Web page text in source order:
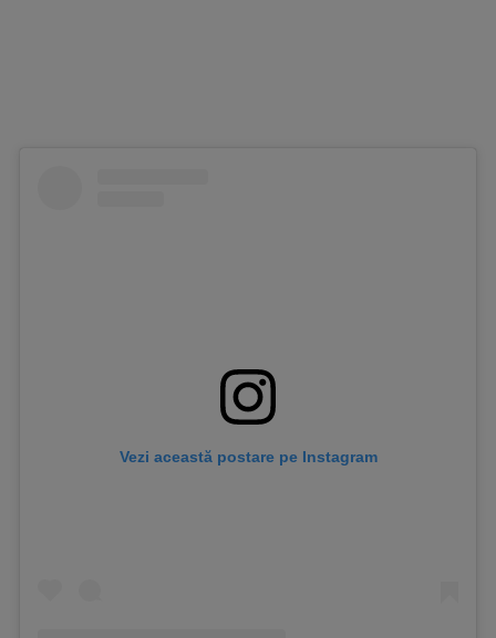
Vezi această postare pe Instagram